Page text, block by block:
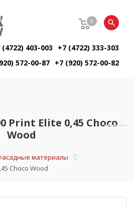
0
(4722) 403-003
+7 (4722) 333-303
572-00-87 +7 (920) 572-00-82
Print Elite 0,45 Choco
Wood
материалы
Choco Wood